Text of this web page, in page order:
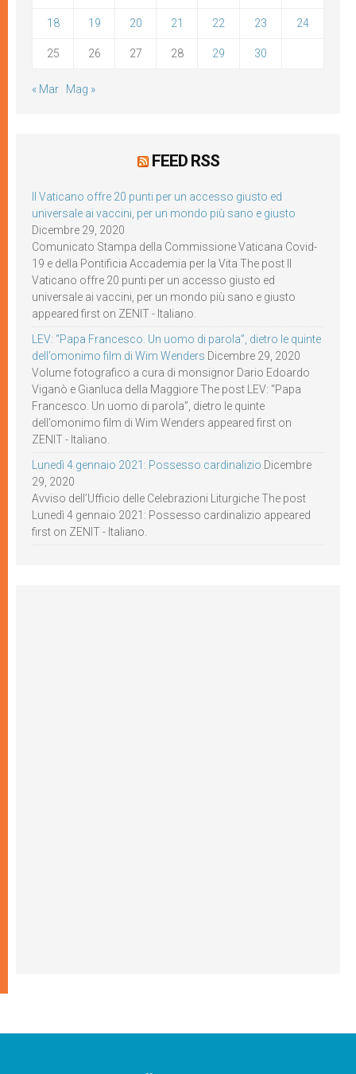
18 19 20 21 22 23 24
25 26 27 28 29 30
« Mar Mag »
FEED RSS
Il Vaticano offre 20 punti per un accesso giusto ed
universale ai vaccini, per un mondo più sano e giusto
Dicembre 29, 2020
Comunicato Stampa della Commissione Vaticana Covid-
19 e della Pontificia Accademia per la Vita The post Il
Vaticano offre 20 punti per un accesso giusto ed
universale ai vaccini, per un mondo più sano e giusto
appeared first on ZENIT - Italiano.
LEV: “Papa Francesco. Un uomo di parola”, dietro le quinte
dell’omonimo film di Wim Wenders Dicembre 29, 2020
Volume fotografico a cura di monsignor Dario Edoardo
Viganò e Gianluca della Maggiore The post LEV: “Papa
Francesco. Un uomo di parola”, dietro le quinte
dell’omonimo film di Wim Wenders appeared first on
ZENIT - Italiano.
Lunedì 4 gennaio 2021: Possesso cardinalizio Dicembre
29, 2020
Avviso dell’Ufficio delle Celebrazioni Liturgiche The post
Lunedì 4 gennaio 2021: Possesso cardinalizio appeared
first on ZENIT - Italiano.